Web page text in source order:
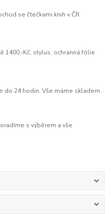
se čtečkami knih v ČR
1400,-Kč, stylus, ochranná fólie
do 24 hodin. Vše máme skladem
s výběrem a vše